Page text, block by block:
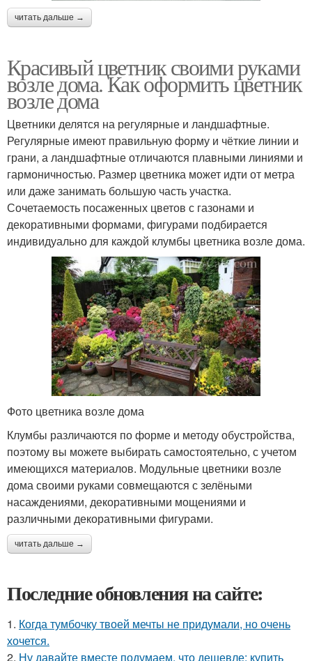
читать дальше →
Красивый цветник своими руками
возле дома. Как оформить цветник
возле дома
Цветники делятся на регулярные и ландшафтные.
Регулярные имеют правильную форму и чёткие линии и
грани, а ландшафтные отличаются плавными линиями и
гармоничностью. Размер цветника может идти от метра
или даже занимать большую часть участка.
Сочетаемость посаженных цветов с газонами и
декоративными формами, фигурами подбирается
индивидуально для каждой клумбы цветника возле дома.
Фото цветника возле дома
Клумбы различаются по форме и методу обустройства,
поэтому вы можете выбирать самостоятельно, с учетом
имеющихся материалов. Модульные цветники возле
дома своими руками совмещаются с зелёными
насаждениями, декоративными мощениями и
различными декоративными фигурами.
читать дальше →
Последние обновления на сайте:
1. Когда тумбочку твоей мечты не придумали, но очень
хочется.
2. Ну давайте вместе подумаем, что дешевле: купить